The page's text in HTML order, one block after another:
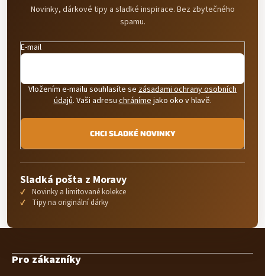
Novinky, dárkové tipy a sladké inspirace. Bez zbytečného
spamu.
E-mail
Vložením e-mailu souhlasíte se zásadami ochrany osobních
údajů. Vaši adresuchránímejako oko v hlavě.
CHCI SLADKÉ NOVINKY
Sladká pošta z Moravy
Novinky a limitované kolekce
Tipy na originální dárky
Pro zákazníky